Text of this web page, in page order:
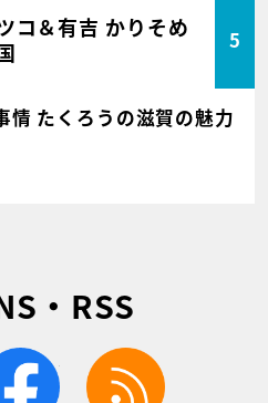
コ＆有吉 かりそめ
5
情 たくろうの滋賀の魅力
・RSS
facebook